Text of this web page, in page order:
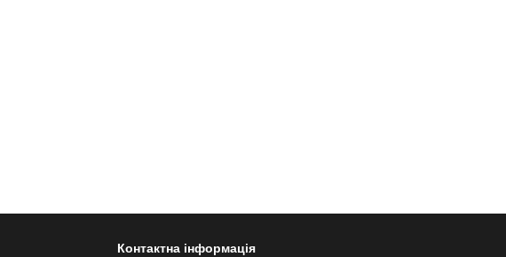
Контактна інформація